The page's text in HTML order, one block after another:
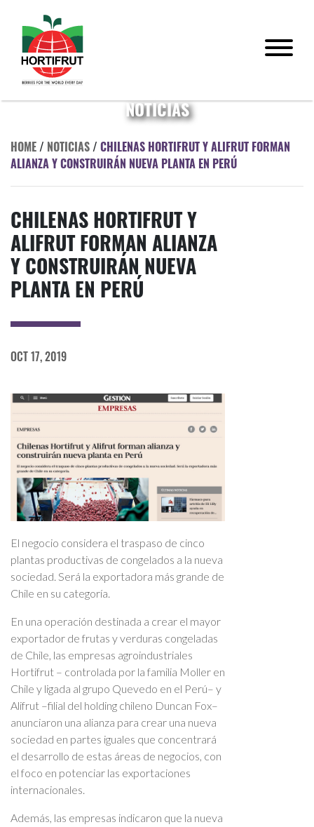
NOTICIAS
HOME / NOTICIAS / CHILENAS HORTIFRUT Y ALIFRUT FORMAN
ALIANZA Y CONSTRUIRÁN NUEVA PLANTA EN PERÚ
CHILENAS HORTIFRUT Y
ALIFRUT FORMAN ALIANZA
Y CONSTRUIRÁN NUEVA
PLANTA EN PERÚ
OCT 17, 2019
El negocio considera el traspaso de cinco
plantas productivas de congelados a la nueva
sociedad. Será la exportadora más grande de
Chile en su categoría.
En una operación destinada a crear el mayor
exportador de frutas y verduras congeladas
de Chile, las empresas agroindustriales
Hortifrut – controlada por la familia Moller en
Chile y ligada al grupo Quevedo en el Perú– y
Alifrut –filial del holding chileno Duncan Fox–
anunciaron una alianza para crear una nueva
sociedad en partes iguales que concentrará
el desarrollo de estas áreas de negocios, con
el foco en potenciar las exportaciones
internacionales.
Además, las empresas indicaron que la nueva